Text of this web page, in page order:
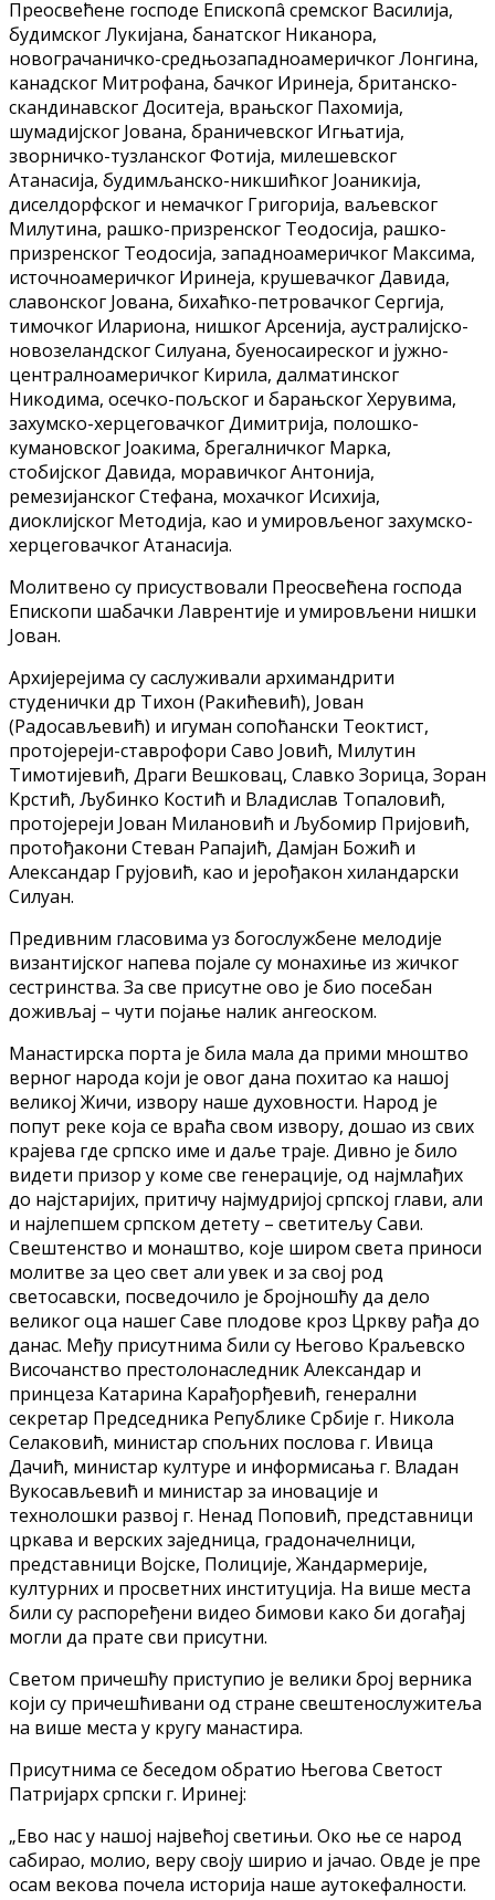
Преосвећене господе Епископâ сремског Василија,
будимског Лукијана, банатског Никанора,
новограчаничко-средњoзападноамеричког Лонгина,
канадског Митрофана, бачког Иринеја, британско-
скандинавског Доситеја, врањског Пахомија,
шумадијског Јована, браничевског Игњатија,
зворничко-тузланског Фотија, милешевског
Атанасија, будимљанско-никшићког Јоаникија,
диселдорфског и немачког Григорија, ваљевског
Милутина, рашко-призренског Теодосија, рашко-
призренског Теодосија, западноамеричког Максима,
источноамеричког Иринеја, крушевачког Давида,
славонског Јована, бихаћко-петровачког Сергија,
тимочког Илариона, нишког Арсенија, аустралијско-
новозеландског Силуана, буеносаиреског и јужно-
централноамеричког Кирила, далматинског
Никодима, осечко-пољског и барањског Херувима,
захумско-херцеговачког Димитрија, полошко-
кумановског Јоакима, брегалничког Марка,
стобијског Давида, моравичког Антонија,
ремезијанског Стефана, мохачког Исихија,
диоклијског Методија, као и умировљеног захумско-
херцеговачког Атанасија.
Молитвено су присуствовали Преосвећена господа
Епископи шабачки Лаврентије и умировљени нишки
Јован.
Архијерејима су саслуживали архимандрити
студенички др Тихон (Ракићевић), Јован
(Радосављевић) и игуман сопоћански Теоктист,
протојереји-ставрофори Саво Јовић, Милутин
Тимотијевић, Драги Вешковац, Славко Зорица, Зоран
Крстић, Љубинко Костић и Владислав Топаловић,
протојереји Јован Милановић и Љубомир Пријовић,
протођакони Стеван Рапајић, Дамјан Божић и
Александар Грујовић, као и јерођакон хиландарски
Силуан.
Предивним гласовима уз богослужбене мелодије
византијског напева појале су монахиње из жичког
сестринства. За све присутне ово је био посебан
доживљај – чути појање налик ангеоском.
Манастирска порта је била мала да прими мноштво
верног народа који је овог дана похитао ка нашој
великој Жичи, извору наше духовности. Народ је
попут реке која се враћа свом извору, дошао из свих
крајева где српско име и даље траје. Дивно је било
видети призор у коме све генерације, од најмлађих
до најстаријих, притичу најмудријој српској глави, али
и најлепшем српском детету – светитељу Сави.
Свештенство и монаштво, које широм света приноси
молитве за цео свет али увек и за свој род
светосавски, посведочило је бројношћу да дело
великог оца нашег Саве плодове кроз Цркву рађа до
данас. Међу присутнима били су Његово Краљевско
Височанство престолонаследник Александар и
принцеза Катарина Карађорђевић, генерални
секретар Председника Републике Србије г. Никола
Селаковић, министар спољних послова г. Ивица
Дачић, министар културе и информисања г. Владан
Вукосављевић и министар за иновације и
технолошки развој г. Ненад Поповић, представници
цркава и верских заједница, градоначелници,
представници Војске, Полиције, Жандармерије,
културних и просветних институција. На више места
били су распоређени видео бимови како би догађај
могли да прате сви присутни.
Светом причешћу приступио је велики број верника
који су причешћивани од стране свештенослужитеља
на више места у кругу манастира.
Присутнима се беседом обратио Његова Светост
Патријарх српски г. Иринеј:
„Ево нас у нашој највећој светињи. Око ње се народ
сабирао, молио, веру своју ширио и јачао. Овде је пре
осам векова почела историја наше аутокефалности.